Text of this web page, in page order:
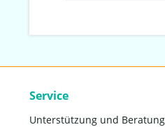
Service
Unterstützung und